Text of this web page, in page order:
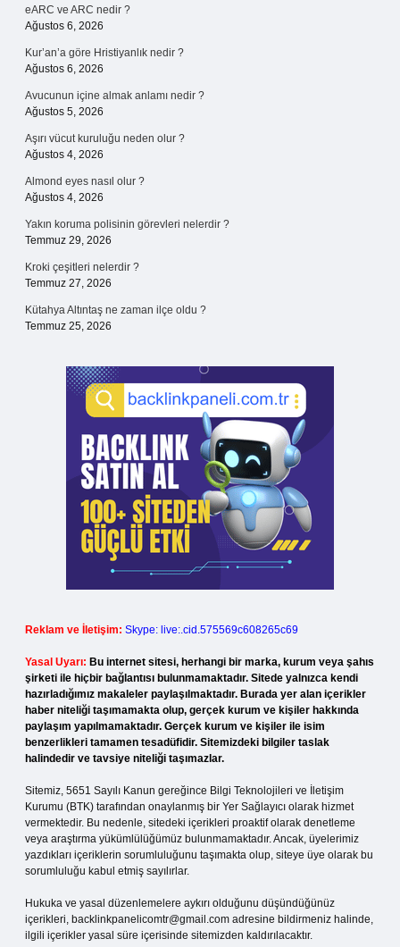
eARC ve ARC nedir ?
Ağustos 6, 2026
Kur’an’a göre Hristiyanlık nedir ?
Ağustos 6, 2026
Avucunun içine almak anlamı nedir ?
Ağustos 5, 2026
Aşırı vücut kuruluğu neden olur ?
Ağustos 4, 2026
Almond eyes nasıl olur ?
Ağustos 4, 2026
Yakın koruma polisinin görevleri nelerdir ?
Temmuz 29, 2026
Kroki çeşitleri nelerdir ?
Temmuz 27, 2026
Kütahya Altıntaş ne zaman ilçe oldu ?
Temmuz 25, 2026
Reklam ve İletişim: Skype: live:.cid.575569c608265c69
Yasal Uyarı: Bu internet sitesi, herhangi bir marka, kurum veya şahıs
şirketi ile hiçbir bağlantısı bulunmamaktadır. Sitede yalnızca kendi
hazırladığımız makaleler paylaşılmaktadır. Burada yer alan içerikler
haber niteliği taşımamakta olup, gerçek kurum ve kişiler hakkında
paylaşım yapılmamaktadır. Gerçek kurum ve kişiler ile isim
benzerlikleri tamamen tesadüfidir. Sitemizdeki bilgiler taslak
halindedir ve tavsiye niteliği taşımazlar.
Sitemiz, 5651 Sayılı Kanun gereğince Bilgi Teknolojileri ve İletişim
Kurumu (BTK) tarafından onaylanmış bir Yer Sağlayıcı olarak hizmet
vermektedir. Bu nedenle, sitedeki içerikleri proaktif olarak denetleme
veya araştırma yükümlülüğümüz bulunmamaktadır. Ancak, üyelerimiz
yazdıkları içeriklerin sorumluluğunu taşımakta olup, siteye üye olarak bu
sorumluluğu kabul etmiş sayılırlar.
Hukuka ve yasal düzenlemelere aykırı olduğunu düşündüğünüz
içerikleri, backlinkpanelicomtr@gmail.com adresine bildirmeniz halinde,
ilgili içerikler yasal süre içerisinde sitemizden kaldırılacaktır.